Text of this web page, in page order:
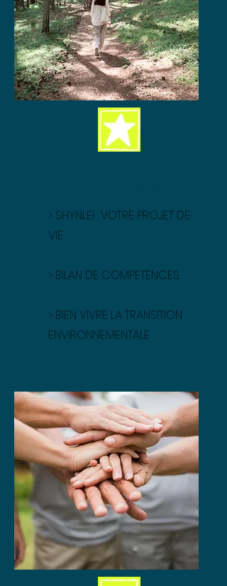
> SHYNLEI : VOTRE PROJET DE
VIE
> BILAN DE COMPETENCES
> BIEN VIVRE LA TRANSITION
ENVIRONNEMENTALE